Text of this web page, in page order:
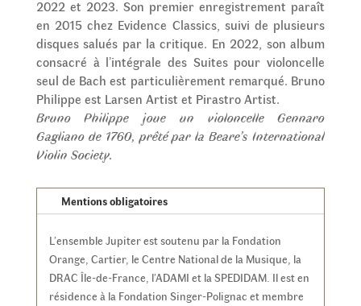
2022 et 2023. Son premier enregistrement paraît
en 2015 chez Evidence Classics, suivi de plusieurs
disques salués par la critique. En 2022, son album
consacré à l’intégrale des Suites pour violoncelle
seul de Bach est particulièrement remarqué. Bruno
Philippe est Larsen Artist et Pirastro Artist.
Bruno Philippe joue un violoncelle Gennaro
Gagliano de 1760, prêté par la Beare’s International
Violin Society.
Mentions obligatoires
L’ensemble Jupiter est soutenu par la Fondation
Orange, Cartier, le Centre National de la Musique, la
DRAC Île-de-France, l’ADAMI et la SPEDIDAM. Il est en
résidence à la Fondation Singer-Polignac et membre